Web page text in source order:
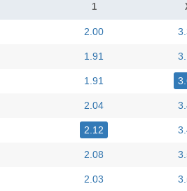
1
2.00
1.91
1.91
2.04
2.12
2.08
2.03